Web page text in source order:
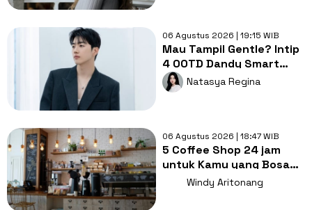
06 Agustus 2026 | 19:15 WIB
Mau Tampil Gentle? Intip
4 OOTD Dandy Smart
Casual ala Kang Hoon
Natasya Regina
06 Agustus 2026 | 18:47 WIB
5 Coffee Shop 24 jam
untuk Kamu yang Bosan
Nugas di Kos
Windy Aritonang